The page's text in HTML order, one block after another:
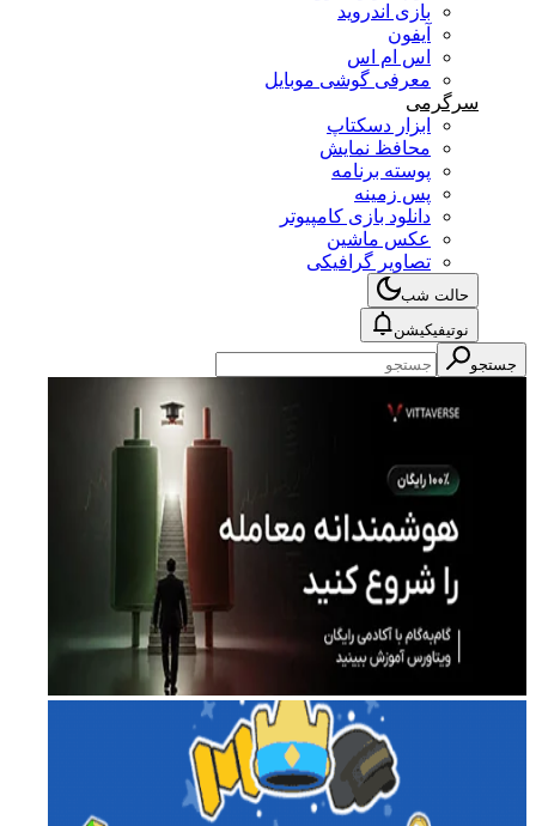
بازی اندروید
آیفون
اس ام اس
معرفی گوشی موبایل
سرگرمی
ابزار دسکتاپ
محافظ نمایش
پوسته برنامه
پس زمینه
دانلود بازی کامپیوتر
عکس ماشین
تصاویر گرافیکی
حالت شب
نوتیفیکیشن
جستجو